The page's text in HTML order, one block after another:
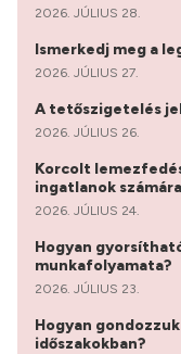
2026. JÚLIUS 28.
Ismerkedj meg a
2026. JÚLIUS 27.
A tetőszigetelés
2026. JÚLIUS 26.
Korcolt
ingatlanok számára
2026. JÚLIUS 24.
Hogyan
munkafolyamata?
2026. JÚLIUS 23.
Hogyan
időszakokban?